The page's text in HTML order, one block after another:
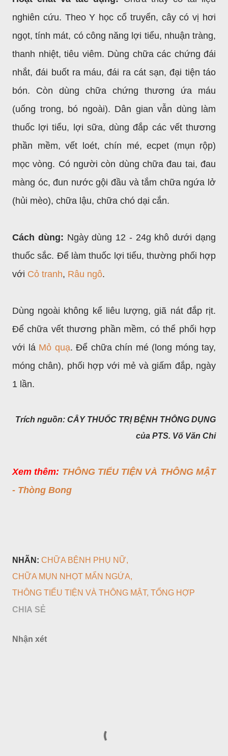
nghiên cứu. Theo Y học cổ truyển, cây có vị hơi
ngọt, tính mát, có công năng lợi tiểu, nhuận tràng,
thanh nhiệt, tiêu viêm. Dùng chữa các chứng đái
nhắt, đái buốt ra máu, đái ra cát sạn, đại tiện táo
bón. Còn dùng chữa chứng thương ứa máu
(uống trong, bó ngoài). Dân gian vẫn dùng làm
thuốc lợi tiểu, lợi sữa, dùng đắp các vết thương
phần mềm, vết loét, chín mé, ecpet (mụn rộp)
mọc vòng. Có người còn dùng chữa đau tai, đau
màng óc, đun nước gội đầu và tắm chữa ngứa lở
(hủi mèo), chữa lậu, chữa chó dại cắn.
Cách dùng: Ngày dùng 12 - 24g khô dưới dạng
thuốc sắc. Để làm thuốc lợi tiểu, thường phối hợp
với Cỏ tranh, Râu ngô.
Dùng ngoài không kể liêu lượng, giã nát đắp rịt.
Để chữa vết thương phần mềm, có thể phối hợp
với lá Mỏ quạ. Để chữa chín mé (long móng tay,
móng chân), phối hợp với mẻ và giấm đắp, ngày
1 lần.
Trích nguồn: CÂY THUỐC TRỊ BỆNH THÔNG DỤNG
của PTS. Võ Văn Chi
Xem thêm: THÔNG TIỂU TIỆN VÀ THÔNG MẬT
- Thòng Bong
NHÃN: CHỮA BỆNH PHỤ NỮ
CHỮA MỤN NHỌT MẨN NGỨA
THÔNG TIỂU TIỆN VÀ THÔNG MẬT TỔNG HỢP
CHIA SẺ
Nhận xét